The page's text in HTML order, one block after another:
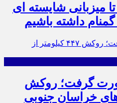
میزبانی شایسته ای
داشته باشیم
گرفت؛ روکش